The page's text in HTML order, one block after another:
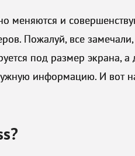
меняются и
Пожалуй, все
под размер экрана,
информацию. И вот